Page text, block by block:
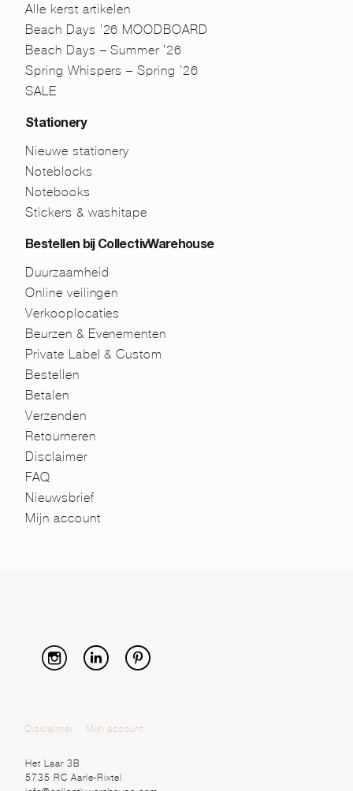
Alle kerst artikelen
Beach Days ’26 MOODBOARD
Beach Days – Summer ’26
Spring Whispers – Spring ’26
SALE
Stationery
Nieuwe stationery
Noteblocks
Notebooks
Stickers & washitape
Bestellen bij CollectivWarehouse
Duurzaamheid
Online veilingen
Verkooplocaties
Beurzen & Evenementen
Private Label & Custom
Bestellen
Betalen
Verzenden
Retourneren
Disclaimer
FAQ
Nieuwsbrief
Mijn account
Disclaimer Mijn account
Het Laar 3B
5735 RC Aarle-Rixtel